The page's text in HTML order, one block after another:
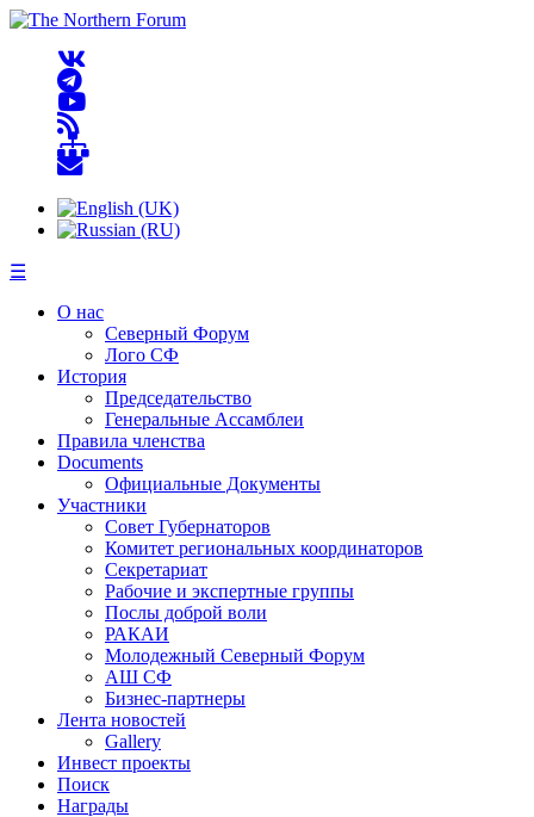
☰
О нас
Северный Форум
Лого СФ
История
Председательство
Генеральные Ассамблеи
Правила членства
Documents
Официальные Документы
Участники
Совет Губернаторов
Комитет региональных координаторов
Секретариат
Рабочие и экспертные группы
Послы доброй воли
РАКАИ
Молодежный Северный Форум
АШ СФ
Бизнес-партнеры
Лента новостей
Gallery
Инвест проекты
Поиск
Награды